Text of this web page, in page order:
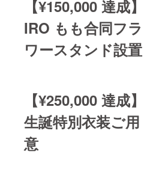
【¥150,000 達成】
IRO もも合同フラ
ワースタンド設置
【¥250,000 達成】
生誕特別衣装ご用
意